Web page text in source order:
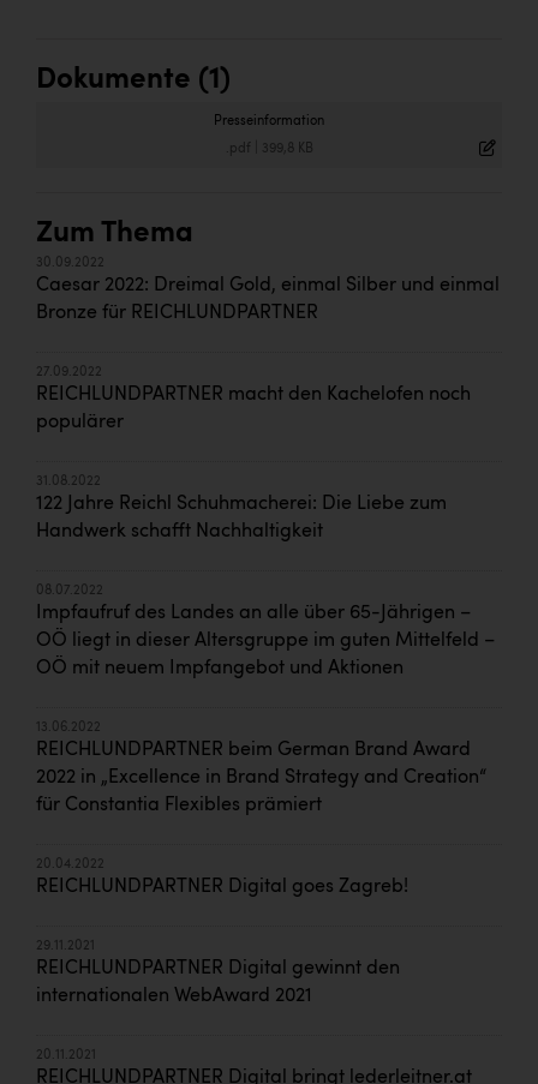
Dokumente (1)
Presseinformation
.pdf 399,8 KB
Zum Thema
30.09.2022
Caesar 2022: Dreimal Gold, einmal Silber und einmal
Bronze für REICHLUNDPARTNER
27.09.2022
REICHLUNDPARTNER macht den Kachelofen noch
populärer
31.08.2022
122 Jahre Reichl Schuhmacherei: Die Liebe zum
Handwerk schafft Nachhaltigkeit
08.07.2022
Impfaufruf des Landes an alle über 65-Jährigen –
OÖ liegt in dieser Altersgruppe im guten Mittelfeld –
OÖ mit neuem Impfangebot und Aktionen
13.06.2022
REICHLUNDPARTNER beim German Brand Award
2022 in „Excellence in Brand Strategy and Creation“
für Constantia Flexibles prämiert
20.04.2022
REICHLUNDPARTNER Digital goes Zagreb!
29.11.2021
REICHLUNDPARTNER Digital gewinnt den
internationalen WebAward 2021
20.11.2021
REICHLUNDPARTNER Digital bringt lederleitner.at